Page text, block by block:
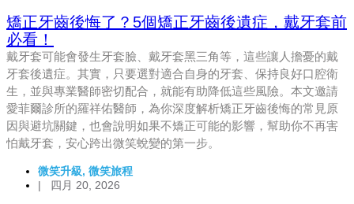
矯正牙齒後悔了？5個矯正牙齒後遺症，戴牙套前
必看！
戴牙套可能會發生牙套臉、戴牙套黑三角等，這些讓人擔憂的戴
牙套後遺症。其實，只要選對適合自身的牙套、保持良好口腔衛
生，並與專業醫師密切配合，就能有助降低這些風險。本文邀請
愛菲爾診所的羅祥佑醫師，為你深度解析矯正牙齒後悔的常見原
因與避坑關鍵，也會說明如果不矯正可能的影響，幫助你不再害
怕戴牙套，安心跨出微笑蛻變的第一步。
微笑升級, 微笑旅程
|
四月 20, 2026